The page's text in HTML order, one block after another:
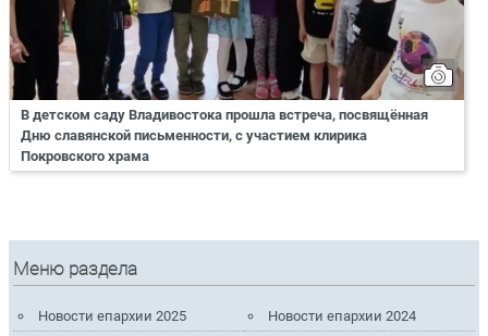
В детском саду Владивостока прошла встреча, посвящённая
Дню славянской письменности, с участием клирика
Покровского храма
Меню раздела
Новости епархии 2025
Новости епархии 2024